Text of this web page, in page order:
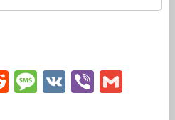
RedditMessage
VKViber